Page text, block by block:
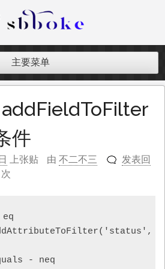
境电商独立站开发遇到的点点
主要菜单
件
上张贴 由 不二不三
发表回
eq
- neq